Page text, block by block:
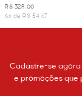
R$ 328,00
6x de R$ 54,67
Cadastre-se agora
e promoções que